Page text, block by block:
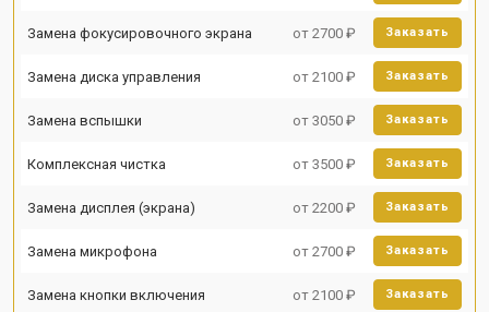
Замена фокусировочного экрана от 2700 ₽ Заказать
Замена диска управления от 2100 ₽ Заказать
Замена вспышки от 3050 ₽ Заказать
Комплексная чистка от 3500 ₽ Заказать
Замена дисплея (экрана) от 2200 ₽ Заказать
Замена микрофона от 2700 ₽ Заказать
Замена кнопки включения от 2100 ₽ Заказать